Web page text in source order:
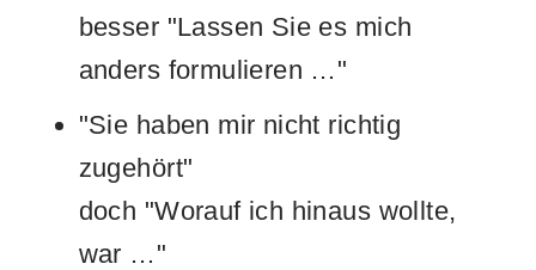
besser "Lassen Sie es mich
anders formulieren …"
"Sie haben mir nicht richtig
zugehört"
doch "Worauf ich hinaus wollte,
war …"